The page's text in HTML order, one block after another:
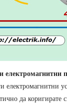
електромагнитни
електромагнитни
да коригирате